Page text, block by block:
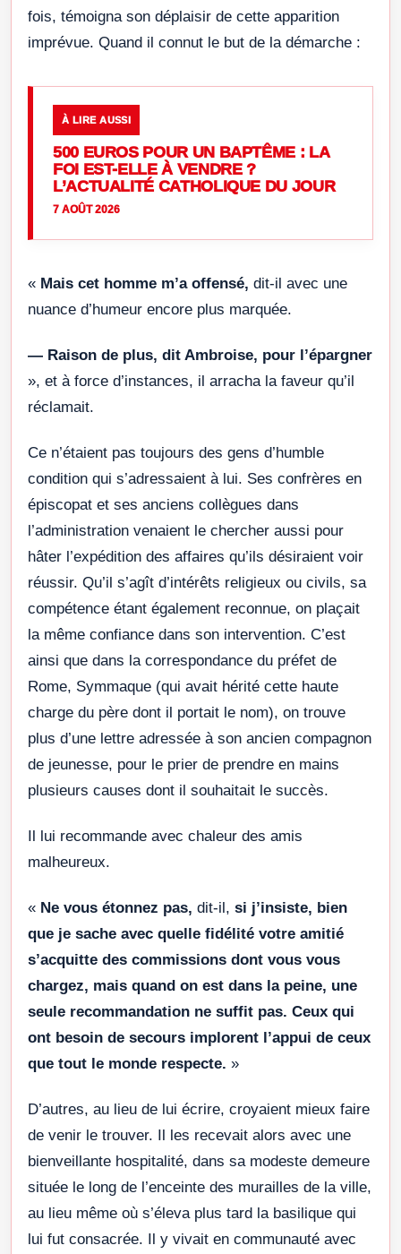
fois, témoigna son déplaisir de cette apparition
imprévue. Quand il connut le but de la démarche :
À LIRE AUSSI
500 EUROS POUR UN BAPTÊME : LA
FOI EST-ELLE À VENDRE ?
L’ACTUALITÉ CATHOLIQUE DU JOUR
7 AOÛT 2026
« Mais cet homme m’a offensé, dit-il avec une
nuance d’humeur encore plus marquée.
— Raison de plus, dit Ambroise, pour l’épargner
», et à force d’instances, il arracha la faveur qu’il
réclamait.
Ce n’étaient pas toujours des gens d’humble
condition qui s’adressaient à lui. Ses confrères en
épiscopat et ses anciens collègues dans
l’administration venaient le chercher aussi pour
hâter l’expédition des affaires qu’ils désiraient voir
réussir. Qu’il s’agît d’intérêts religieux ou civils, sa
compétence étant également reconnue, on plaçait
la même confiance dans son intervention. C’est
ainsi que dans la correspondance du préfet de
Rome, Symmaque (qui avait hérité cette haute
charge du père dont il portait le nom), on trouve
plus d’une lettre adressée à son ancien compagnon
de jeunesse, pour le prier de prendre en mains
plusieurs causes dont il souhaitait le succès.
Il lui recommande avec chaleur des amis
malheureux.
« Ne vous étonnez pas, dit-il, si j’insiste, bien
que je sache avec quelle fidélité votre amitié
s’acquitte des commissions dont vous vous
chargez, mais quand on est dans la peine, une
seule recommandation ne suffit pas. Ceux qui
ont besoin de secours implorent l’appui de ceux
que tout le monde respecte. »
D’autres, au lieu de lui écrire, croyaient mieux faire
de venir le trouver. Il les recevait alors avec une
bienveillante hospitalité, dans sa modeste demeure
située le long de l’enceinte des murailles de la ville,
au lieu même où s’éleva plus tard la basilique qui
lui fut consacrée. Il y vivait en communauté avec